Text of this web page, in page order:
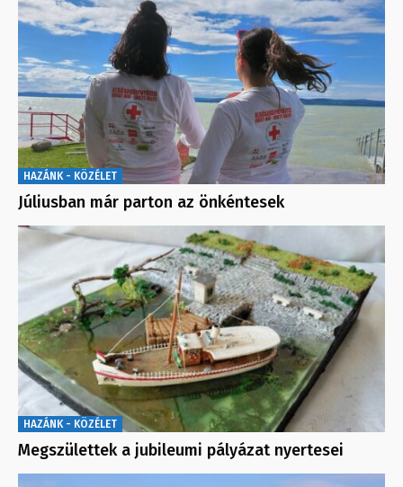
HAZÁNK - KÖZÉLET
Júliusban már parton az önkéntesek
HAZÁNK - KÖZÉLET
Megszülettek a jubileumi pályázat nyertesei